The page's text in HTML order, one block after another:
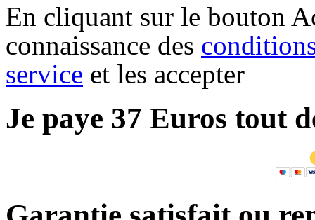
En cliquant sur le bouton
connaissance des
service et les accepter
Je paye 37 Euros tout